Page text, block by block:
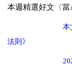
本週精選好文〈
本
法則》